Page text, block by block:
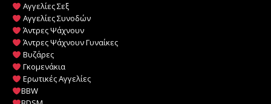
Αγγελίες Σεξ
Αγγελίες Συνοδών
Άντρες Ψάχνουν
Άντρες Ψάχνουν Γυναίκες
Βυζάρες
Γκομενάκια
Ερωτικές Αγγελίες
BBW